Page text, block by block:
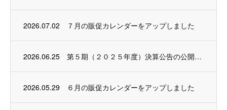
2026.07.02 ７月の販促カレンダーをアップしました
2026.06.25 第５期（２０２５年度）決算公告の公開について
2026.05.29 ６月の販促カレンダーをアップしました